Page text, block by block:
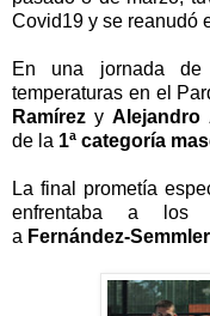
Covid19 y se reanudó
En una jornada de
temperaturas en el
Ramírez y Alejandro
de la 1ª categoría
La final prometía
enfrentaba a los
a Fernández-Semmler